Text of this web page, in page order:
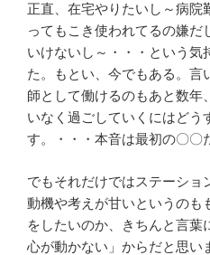
正直、在宅やりたいし～病院
ってもこき使われてるの嫌だ
いけないし～・・・という気
た。もとい、今でもある。言
師として働けるのもあと数年
いなく過ごしていくにはどう
す。・・・本音は最初の〇〇
でもそれだけではステーショ
動機や考えが甘いというのも
をしたいのか、きちんと言葉
心が動かない」からだと思い